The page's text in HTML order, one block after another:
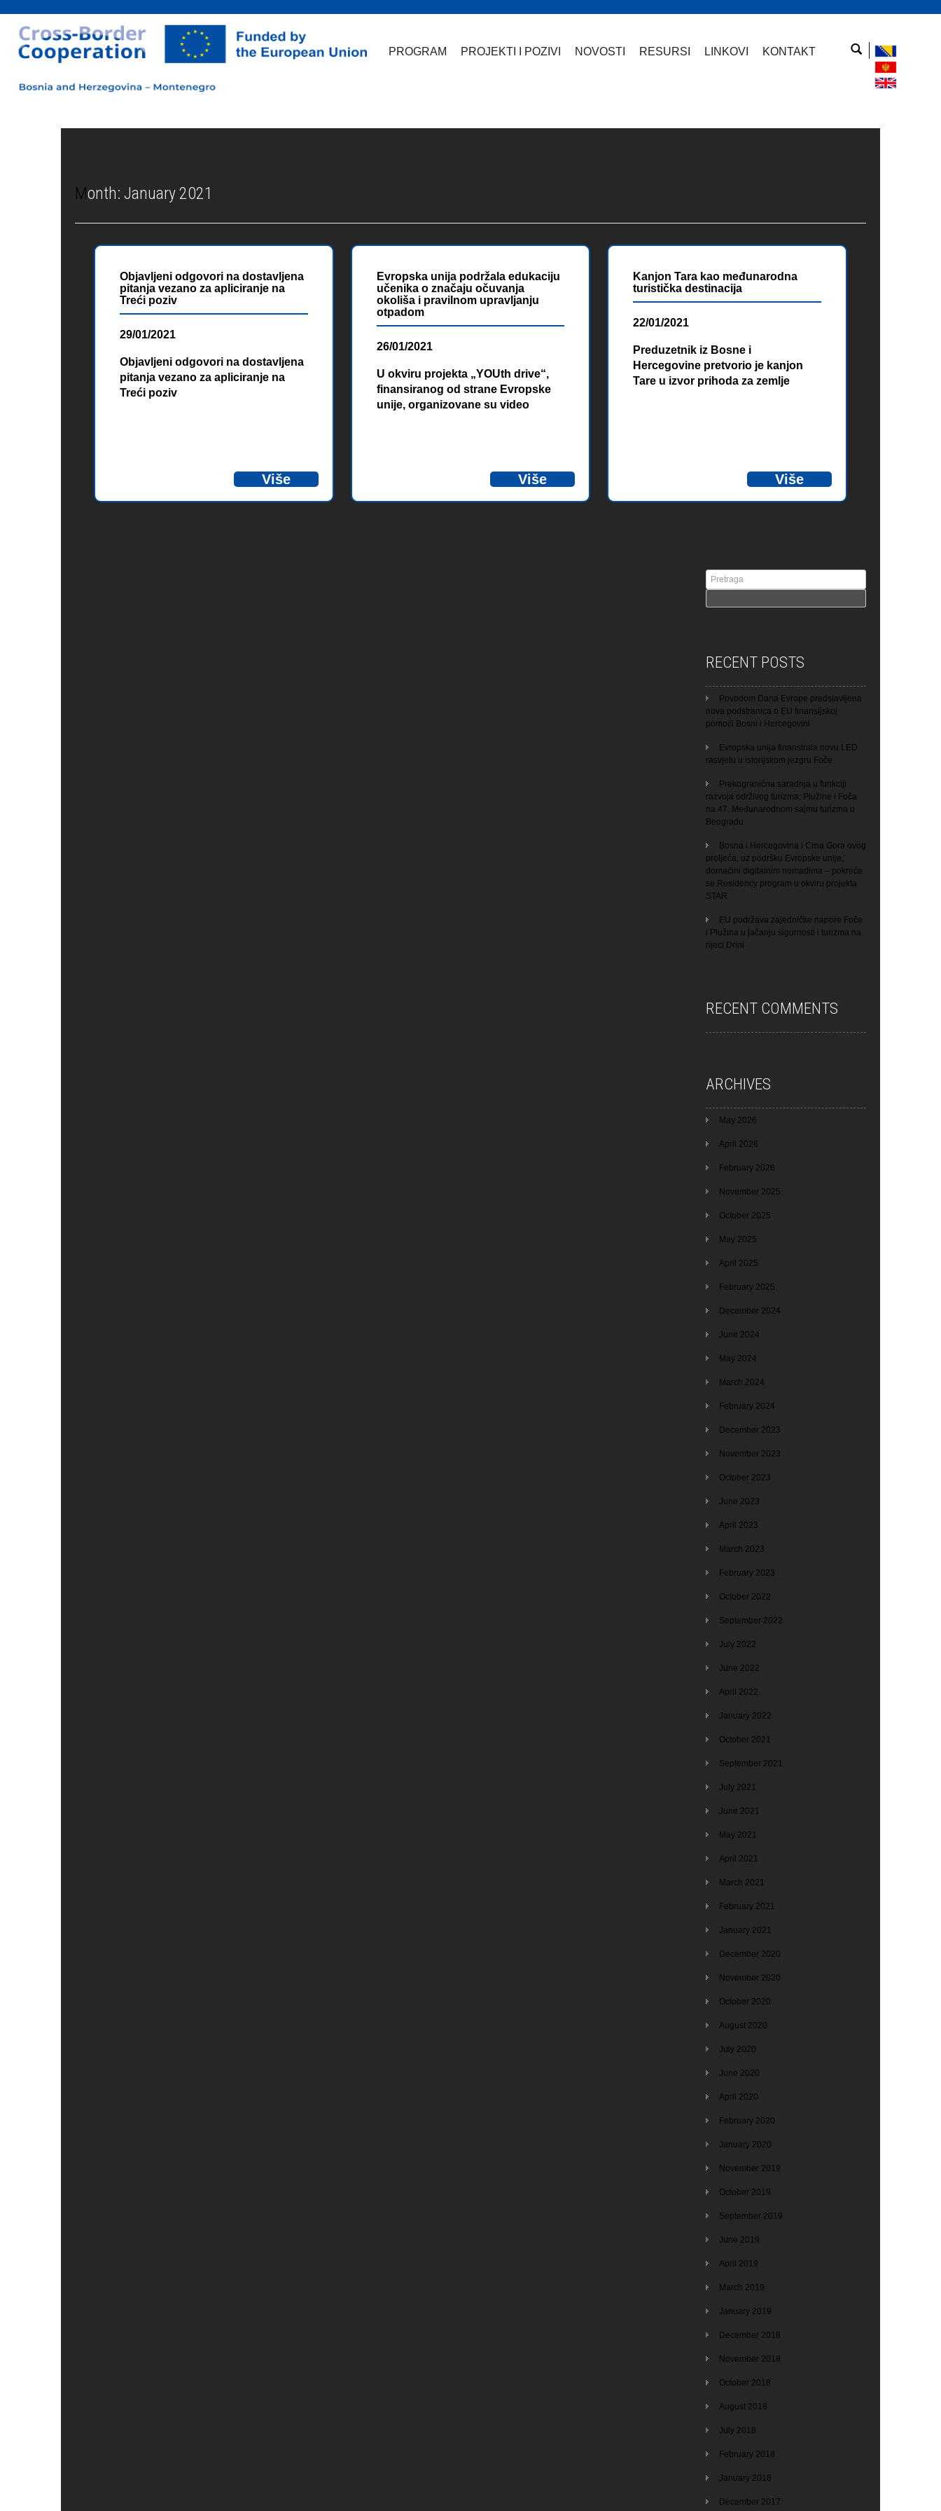
PROGRAM PROJEKTI I POZIVI NOVOSTI RESURSI LINKOVI KONTAKT
Month: January 2021
Objavljeni odgovori na dostavljena
pitanja vezano za apliciranje na
Treći poziv
29/01/2021
Objavljeni odgovori na dostavljena
pitanja vezano za apliciranje na
Treći poziv
Više
Evropska unija podržala edukaciju
učenika o značaju očuvanja
okoliša i pravilnom upravljanju
otpadom
26/01/2021
U okviru projekta „YOUth drive“,
finansiranog od strane Evropske
unije, organizovane su video
obuhvaćene su sve najvažnije
Više
Kanjon Tara kao međunarodna
turistička destinacija
22/01/2021
Preduzetnik iz Bosne i
Hercegovine pretvorio je kanjon
Tare u izvor prihoda za zemlje
Više
RECENT POSTS
Povodom Dana Evrope predstavljena
nova podstranica o EU finansijskoj
pomoći Bosni i Hercegovini
Evropska unija finansirala novu LED
rasvjetu u istorijskom jezgru Foče
Prekogranična saradnja u funkciji
razvoja održivog turizma: Plužine i Foča
na 47. Međunarodnom sajmu turizma u
Beogradu
Bosna i Hercegovina i Crna Gora ovog
proljeća, uz podršku Evropske unije,
domaćini digitalnim nomadima – pokreće
se Residency program u okviru projekta
STAR
EU podržava zajedničke napore Foče
i Plužina u jačanju sigurnosti i turizma na
rijeci Drini
RECENT COMMENTS
ARCHIVES
May 2026
April 2026
February 2026
November 2025
October 2025
May 2025
April 2025
February 2025
December 2024
June 2024
May 2024
March 2024
February 2024
December 2023
November 2023
October 2023
June 2023
April 2023
March 2023
February 2023
October 2022
September 2022
July 2022
June 2022
April 2022
January 2022
October 2021
September 2021
July 2021
June 2021
May 2021
April 2021
March 2021
February 2021
January 2021
December 2020
November 2020
October 2020
August 2020
July 2020
June 2020
April 2020
February 2020
January 2020
November 2019
October 2019
September 2019
June 2019
April 2019
March 2019
January 2019
December 2018
November 2018
October 2018
August 2018
July 2018
February 2018
January 2018
December 2017